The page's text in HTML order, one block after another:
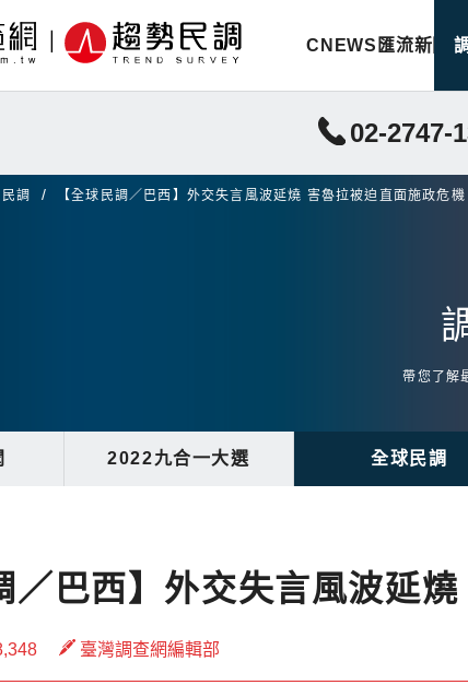
CNEWS匯流新聞
02-2747-
調 【全球民調／巴西】外交失言風波延燒 害魯拉被迫直面施政危機
帶您了解
2022九合一大選 全球民調
／巴西】外交失言風波延
臺灣調查網編輯部